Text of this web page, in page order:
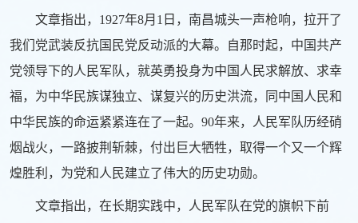
文章指出，1927年8月1日，南昌城头一声枪响，拉开了
我们党武装反抗国民党反动派的大幕。自那时起，中国共产
党领导下的人民军队，就英勇投身为中国人民求解放、求幸
福，为中华民族谋独立、谋复兴的历史洪流，同中国人民和
中华民族的命运紧紧连在了一起。90年来，人民军队历经硝
烟战火，一路披荆斩棘，付出巨大牺牲，取得一个又一个辉
煌胜利，为党和人民建立了伟大的历史功勋。
文章指出，在长期实践中，人民军队在党的旗帜下前